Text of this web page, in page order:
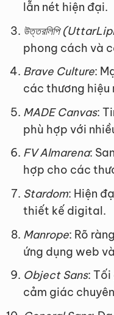
lẫn nét hiện đại.
উত্তরলিপি
phong cách và
Brave Culture:
các thương hiệu
MADE Canvas:
phù hợp với
FV Almarena:
hợp cho các
Stardom: Hiện
thiết kế digital.
Manrope: Rõ
ứng dụng web
Object Sans: Tối
cảm giác